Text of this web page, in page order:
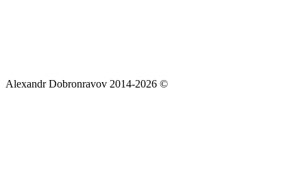
Alexandr Dobronravov 2014-2026 ©